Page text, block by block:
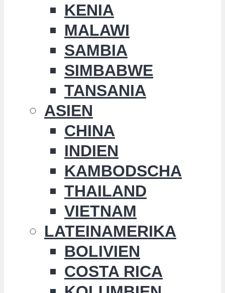
KENIA
MALAWI
SAMBIA
SIMBABWE
TANSANIA
ASIEN
CHINA
INDIEN
KAMBODSCHA
THAILAND
VIETNAM
LATEINAMERIKA
BOLIVIEN
COSTA RICA